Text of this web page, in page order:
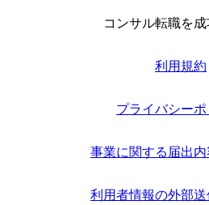
コンサル転職を
利用規約
プライバシー
事業に関する届出
利用者情報の外部